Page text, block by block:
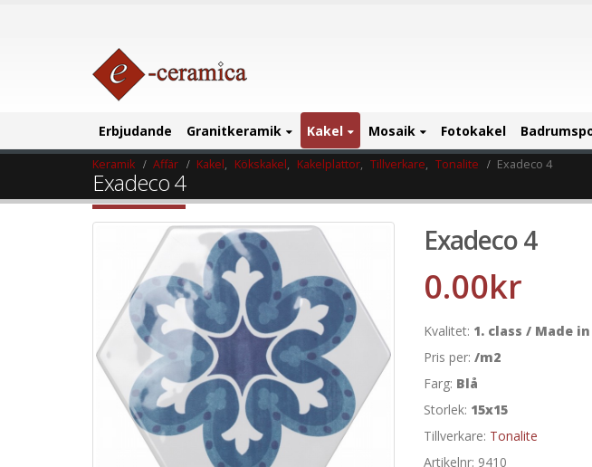
Erbjudande Granitkeramik Kakel Mosaik Fotokakel
Keramik Affär Kakel, Kökskakel, Kakelplattor, Tillverkare, Tonalite Exadeco 4
Exadeco 4
Exadeco 4
0.00kr
Kvalitet: 1. class / Made in
Pris per: /m2
Farg: Blå
Storlek: 15x15
Tillverkare: Tonalite
Artikelnr: 9410